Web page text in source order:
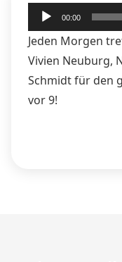
Audio-
Player
00:00
Jeden Morgen
Vivien Neuburg,
Schmidt für den
vor 9!